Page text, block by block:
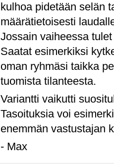
kulhoa pidetään selän
määrätietoisesti
Jossain vaiheessa
Saatat esimerkiksi
oman ryhmäsi taikka
tuomista tilanteesta.
Variantti vaikutti
Tasoituksia voi
enemmän vastustajan
- Max